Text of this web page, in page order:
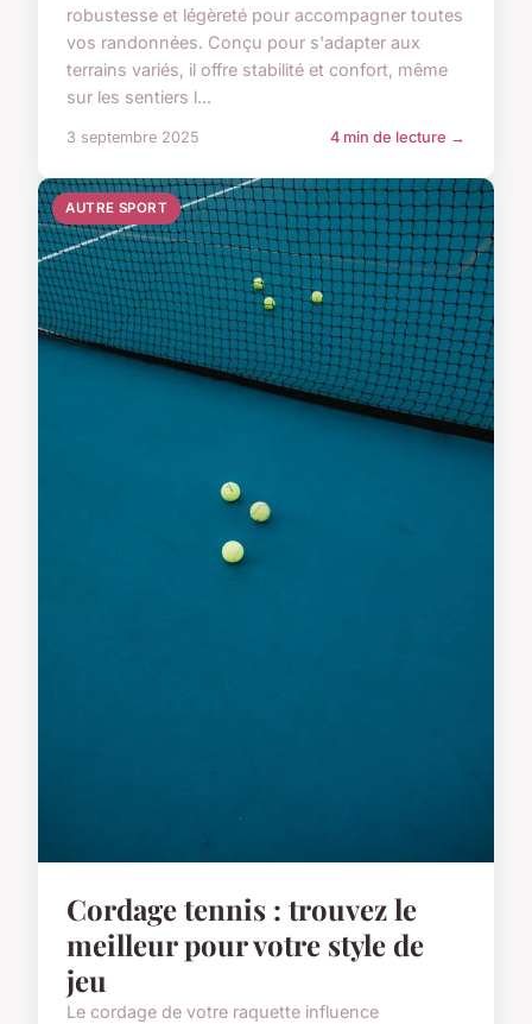
robustesse et légèreté pour accompagner toutes
vos randonnées. Conçu pour s'adapter aux
terrains variés, il offre stabilité et confort, même
sur les sentiers l...
3 septembre 2025 4 min de lecture →
AUTRE SPORT
Cordage tennis : trouvez le
meilleur pour votre style de
jeu
Le cordage de votre raquette influence